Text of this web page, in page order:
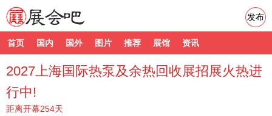
首页 国内 国外 图片 推荐 展馆 资讯
发布
2027上海国际热泵及余热回收展招展火热进
行中!
距离开幕254天